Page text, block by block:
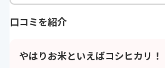
口コミを紹介
やはりお米といえばコシヒカリ！